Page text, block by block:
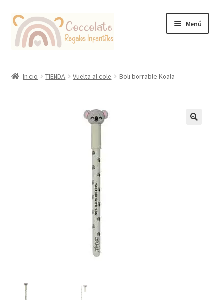
Ir
la
Ir
contenido
Menú
Inicio TIENDA Vuelta al cole Boli borrable Koala